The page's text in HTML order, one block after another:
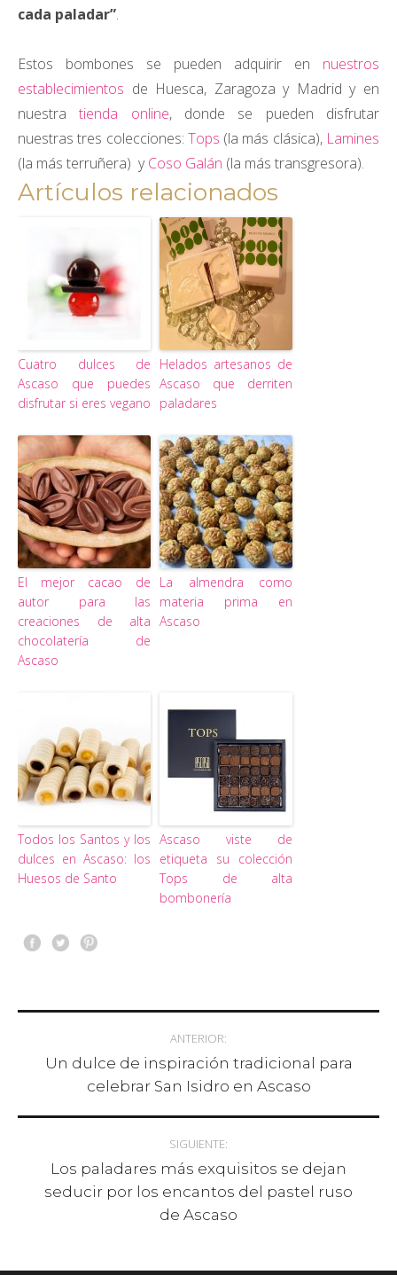
cada paladar”.
Estos bombones se pueden adquirir en nuestros
establecimientos de Huesca, Zaragoza y Madridy en
nuestratienda online, donde se pueden disfrutar
nuestras tres colecciones: Tops (la más clásica), Lamines
(la más terruñera) yCoso Galán (la más transgresora).
Artículos relacionados
Cuatro dulces de
Ascaso que puedes
disfrutar si eres vegano
Helados artesanos de
Ascaso que derriten
paladares
El mejor cacao de
autor para las
creaciones de alta
chocolatería de
Ascaso
La almendra como
materia prima en
Ascaso
Todos los Santos y los
dulces en Ascaso: los
Huesos de Santo
Ascaso viste de
etiqueta su colección
Tops de alta
bombonería
Post navigation
ANTERIOR:
Un dulce de inspiración tradicional para
celebrar San Isidro en Ascaso
SIGUIENTE:
Los paladares más exquisitos se dejan
seducir por los encantos del pastel ruso
de Ascaso